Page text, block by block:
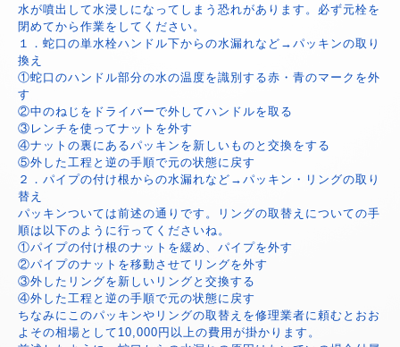
水が噴出して水浸しになってしまう恐れがあります。必ず元栓を
閉めてから作業をしてください。
１．蛇口の単水栓ハンドル下からの水漏れなど→パッキンの取り
換え
①蛇口のハンドル部分の水の温度を識別する赤・青のマークを外
す
②中のねじをドライバーで外してハンドルを取る
③レンチを使ってナットを外す
④ナットの裏にあるパッキンを新しいものと交換をする
⑤外した工程と逆の手順で元の状態に戻す
２．パイプの付け根からの水漏れなど→パッキン・リングの取り
替え
パッキンついては前述の通りです。リングの取替えについての手
順は以下のように行ってくださいね。
①パイプの付け根のナットを緩め、パイプを外す
②パイプのナットを移動させてリングを外す
③外したリングを新しいリングと交換する
④外した工程と逆の手順で元の状態に戻す
ちなみにこのパッキンやリングの取替えを修理業者に頼むとおお
よその相場として10,000円以上の費用が掛かります。